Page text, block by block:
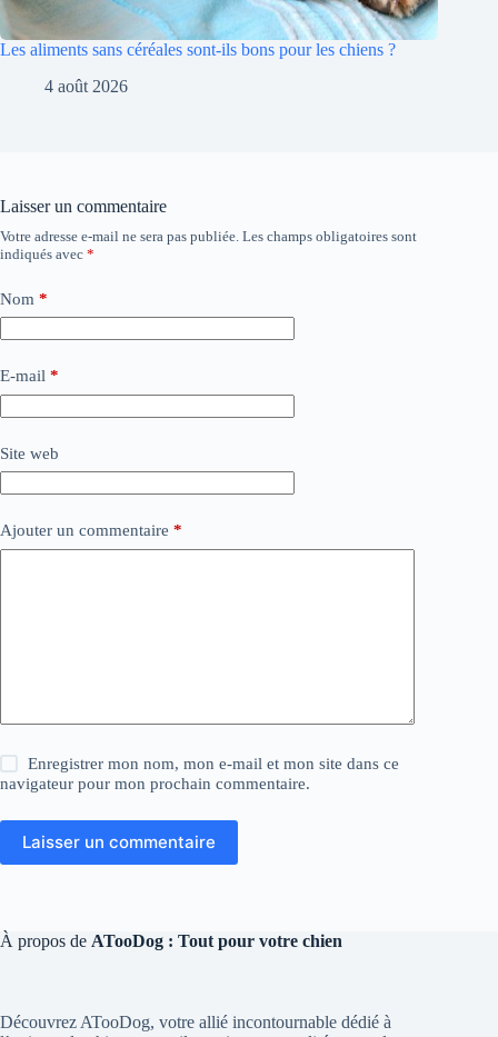
Les aliments sans céréales sont-ils bons pour les chiens ?
4 août 2026
Laisser un commentaire
Votre adresse e-mail ne sera pas publiée. Les champs obligatoires sont
indiqués avec *
Nom *
E-mail *
Site web
Ajouter un commentaire *
Enregistrer mon nom, mon e-mail et mon site dans ce
navigateur pour mon prochain commentaire.
Laisser un commentaire
À propos de ATooDog : Tout pour votre chien
Découvrez ATooDog, votre allié incontournable dédié à